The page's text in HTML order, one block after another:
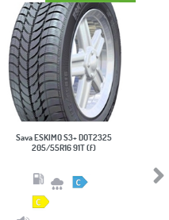
ESKIMO S3+ DOT2325
205/55R16 91T (f)
Next